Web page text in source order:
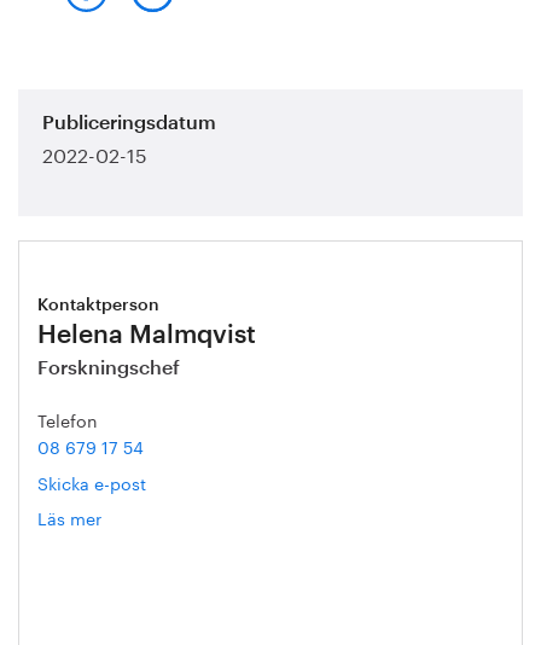
Publiceringsdatum
2022-02-15
Kontaktperson
Helena Malmqvist
Forskningschef
Telefon
08 679 17 54
Skicka e-post
Läs mer